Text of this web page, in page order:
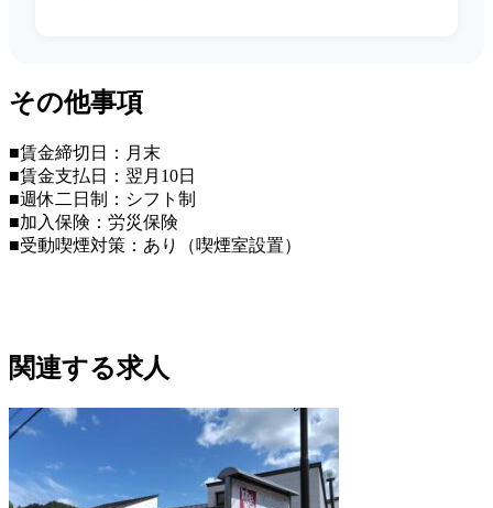
その他事項
■賃金締切日：月末
■賃金支払日：翌月10日
■週休二日制：シフト制
■加入保険：労災保険
■受動喫煙対策：あり（喫煙室設置）
関連する求人